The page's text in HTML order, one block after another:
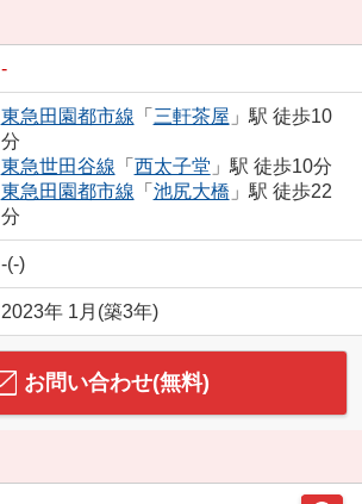
-
東急田園都市線 「 三軒茶屋 」駅 徒歩10
分
東急世田谷線 「 西太子堂 」駅 徒歩10分
東急田園都市線 「 池尻大橋 」駅 徒歩22
分
-(-)
2023年 1月(築3年)
お問い合わせ(無料)